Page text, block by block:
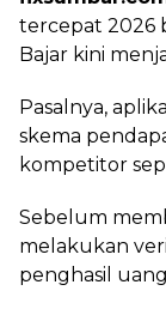
tercepat 2026
Bajar kini
Pasalnya,
skema
kompetitor
Sebelum
melakukan
penghasil